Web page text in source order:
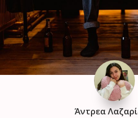
Άντρεα